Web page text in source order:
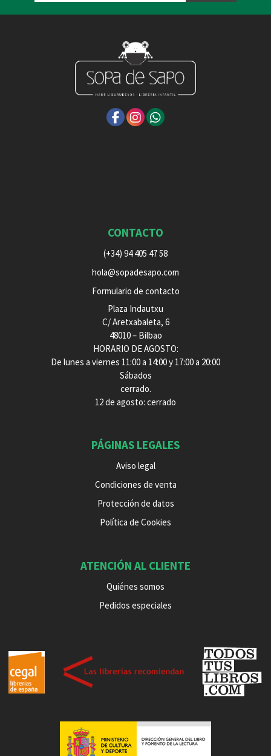
CONTACTO
(+34) 94 405 47 58
hola@sopadesapo.com
Formulario de contacto
Plaza Indautxu
C/ Aretxabaleta, 6
48010 – Bilbao
HORARIO DE AGOSTO:
De lunes a viernes 11:00 a 14:00 y 17:00 a 20:00
Sábados
cerrado.
12 de agosto: cerrado
PÁGINAS LEGALES
Aviso legal
Condiciones de venta
Protección de datos
Política de Cookies
ATENCIÓN AL CLIENTE
Quiénes somos
Pedidos especiales